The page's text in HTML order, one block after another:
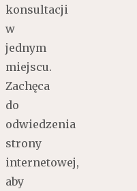
konsultacji
w
jednym
miejscu.
Zachęca
do
odwiedzenia
strony
internetowej,
aby